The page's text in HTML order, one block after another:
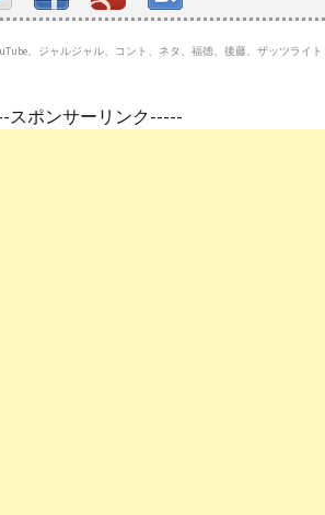
、ジャルジャル、コント、ネタ、福徳、後藤、ザッツライト
スポンサーリンク-----